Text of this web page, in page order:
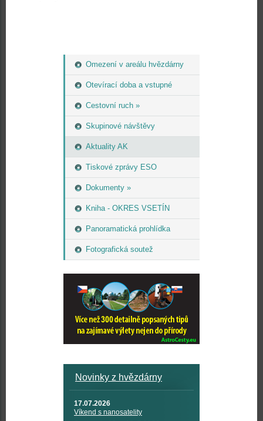
Omezení v areálu hvězdárny
Otevírací doba a vstupné
Cestovní ruch »
Skupinové návštěvy
Aktuality AK
Tiskové zprávy ESO
Dokumenty »
Kniha - OKRES VSETÍN
Panoramatická prohlídka
Fotografická soutež
Novinky z hvězdárny
17.07.2026
Víkend s nanosatelity